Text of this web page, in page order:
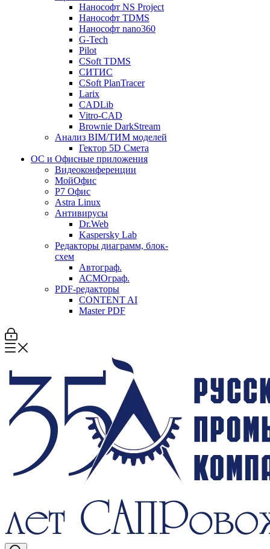
Нанософт NS Project
Нанософт TDMS
Нанософт nano360
G-Tech
Pilot
CSoft TDMS
СИТИС
CSoft PlanTracer
Larix
CADLib
Vitro-CAD
Brownie DarkStream
Анализ BIM/ТИМ моделей
Гектор 5D Смета
ОС и Офисные приложения
Видеоконференции
МойОфис
P7 Офис
Astra Linux
Антивирусы
Dr.Web
Kaspersky Lab
Редакторы диаграмм, блок-
схем
Автограф.
АСМОграф.
PDF-редакторы
CONTENT AI
Master PDF